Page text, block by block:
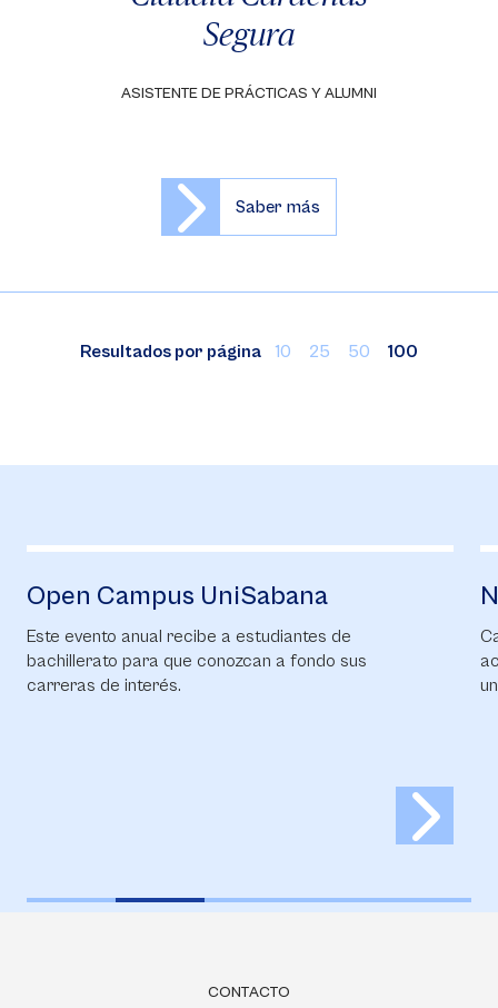
Segura
ASISTENTE DE PRÁCTICAS Y ALUMNI
Saber más
Resultados por página 10 25 50 100
Campus UniSabana
evento anual recibe a estudiantes de
para que conozcan a fondo sus
de interés.
CONTACTO